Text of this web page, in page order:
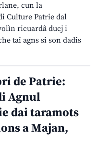
cun la
Culture Patrie dal
ricuardâ ducj i
tai agns si son dadis
de Patrie:
Agnul
dai taramots
a Majan,